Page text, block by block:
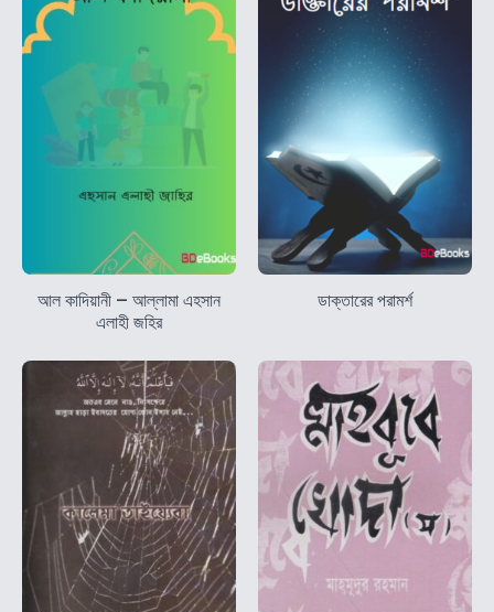
আল কাদিয়ানী – আল্লামা এহসান
এলাহী জহির
ডাক্তারের পরামর্শ